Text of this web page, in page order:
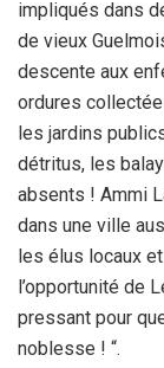
impliqués dans
de vieux
descente aux
ordures
les jardins
détritus, les
absents ! Ammi
dans une ville
les élus locaux
l’opportunité de
pressant pour
noblesse ! “.